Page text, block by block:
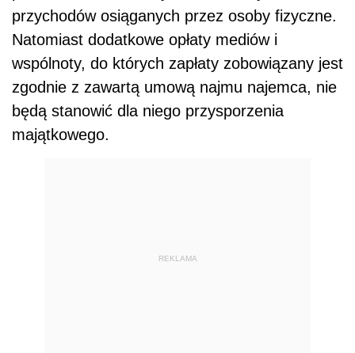
przychodów osiąganych przez osoby fizyczne.
Natomiast dodatkowe opłaty mediów i
wspólnoty, do których zapłaty zobowiązany jest
zgodnie z zawartą umową najmu najemca, nie
będą stanowić dla niego przysporzenia
majątkowego.
REKLAMA